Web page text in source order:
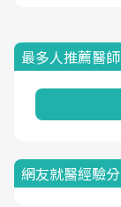
最多人推薦醫師
網友就醫經驗